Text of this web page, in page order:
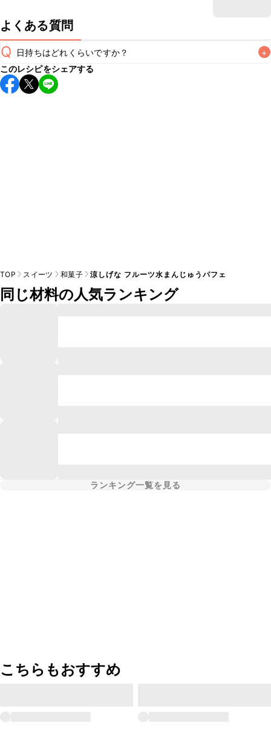
よくある質問
Q 日持ちはどれくらいですか？ +
こちらのレシピは出来たてをお召し上がりいただくことをお
すすめします。
このレシピをシェアする
TOP スイーツ 和菓子 涼しげな フルーツ水まんじゅうパフェ
同じ材料の人気ランキング
ランキング一覧を見る
こちらもおすすめ